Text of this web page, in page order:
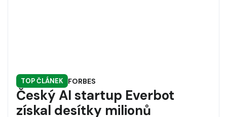
TOP ČLÁNEK FORBES
Český AI startup Everbot
získal desítky milionů